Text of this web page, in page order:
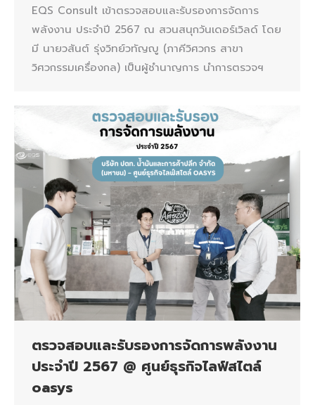
EQS Consult เข้าตรวจสอบและรับรองการจัดการ
พลังงาน ประจำปี 2567 ณ สวนสนุกวันเดอร์เวิลด์ โดย
มี นายวสันต์ รุ่งวิทย์วทัญญู (ภาคีวิศวกร สาขา
วิศวกรรมเครื่องกล) เป็นผู้ชำนาญการ นำการตรวจฯ
ตรวจสอบและรับรองการจัดการพลังงาน
ประจำปี 2567 @ ศูนย์ธุรกิจไลฟ์สไตล์
oasys